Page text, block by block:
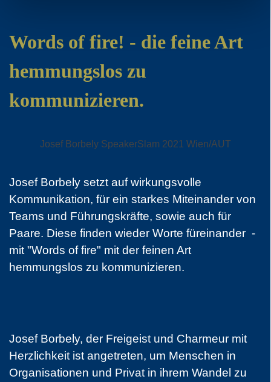
Words of fire! - die feine Art
hemmungslos zu
kommunizieren.
Josef Borbely SpeakerSlam 2021 Wien/AUT
Josef Borbely setzt auf wirkungsvolle
Kommunikation, für ein starkes Miteinander von
Teams und Führungskräfte, sowie auch für
Paare. Diese finden wieder Worte füreinander -
mit "Words of fire" mit der feinen Art
hemmungslos zu kommunizieren.
Josef Borbely, der Freigeist und Charmeur mit
Herzlichkeit ist angetreten, um Menschen in
Organisationen und Privat in ihrem Wandel zu